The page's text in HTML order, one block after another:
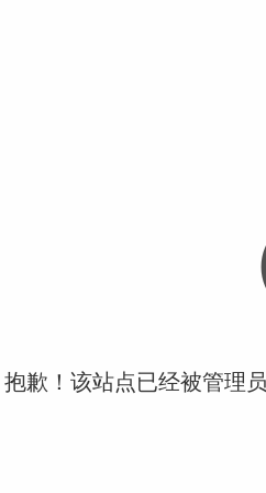
抱歉！该站点已经被管理